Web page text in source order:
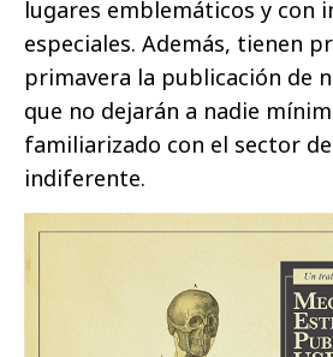
lugares emblemáticos y con
especiales. Además, tienen
primavera la publicación de
que no dejarán a nadie
familiarizado con el sector
indiferente.